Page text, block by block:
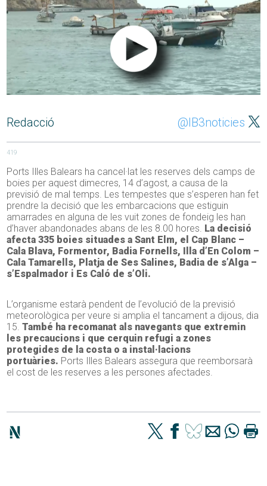
Redacció @IB3noticies
419
Ports Illes Balears ha cancel·lat les reserves dels camps de
boies per aquest dimecres, 14 d’agost, a causa de la
previsió de mal temps. Les tempestes que s’esperen han fet
prendre la decisió que les embarcacions que estiguin
amarrades en alguna de les vuit zones de fondeig les han
d’haver abandonades abans de les 8.00 hores. La decisió
afecta 335 boies situades a Sant Elm, el Cap Blanc –
Cala Blava, Formentor, Badia Fornells, Illa d’En Colom –
Cala Tamarells, Platja de Ses Salines, Badia de s’Alga –
s’Espalmador i Es Caló de s’Oli.
L’organisme estarà pendent de l’evolució de la previsió
meteorològica per veure si amplia el tancament a dijous, dia
15.També ha recomanat als navegants que extremin
les precaucions i que cerquin refugi a zones
protegides de la costa o a instal·lacions
portuàries. Ports Illes Balears assegura que reemborsarà
el cost de les reserves a les persones afectades.